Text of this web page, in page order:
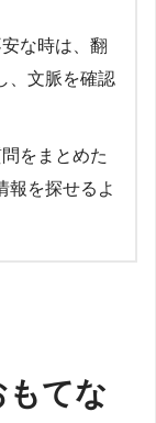
な時は、翻
、文脈を確認
をまとめた
報を探せるよ
てな